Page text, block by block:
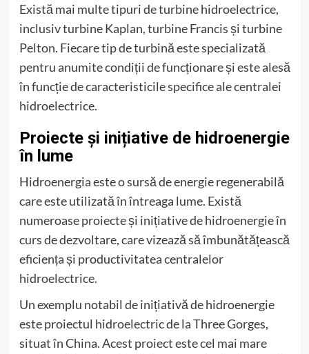
Există mai multe tipuri de turbine hidroelectrice,
inclusiv turbine Kaplan, turbine Francis și turbine
Pelton. Fiecare tip de turbină este specializată
pentru anumite condiții de funcționare și este alesă
în funcție de caracteristicile specifice ale centralei
hidroelectrice.
Proiecte și inițiative de hidroenergie
în lume
Hidroenergia este o sursă de energie regenerabilă
care este utilizată în întreaga lume. Există
numeroase proiecte și inițiative de hidroenergie în
curs de dezvoltare, care vizează să îmbunătățească
eficiența și productivitatea centralelor
hidroelectrice.
Un exemplu notabil de inițiativă de hidroenergie
este proiectul hidroelectric de la Three Gorges,
situat în China. Acest proiect este cel mai mare